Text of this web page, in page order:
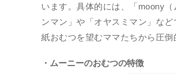
います。具体的には、「moony
ンマン」や「オヤスミマン」な
紙おむつを望むママたちから圧倒
・ムーニーのおむつの特徴